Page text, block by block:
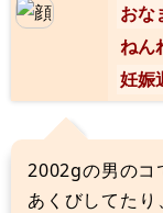
おな
ねん
妊娠
2002gの男のコ
あくびしてた